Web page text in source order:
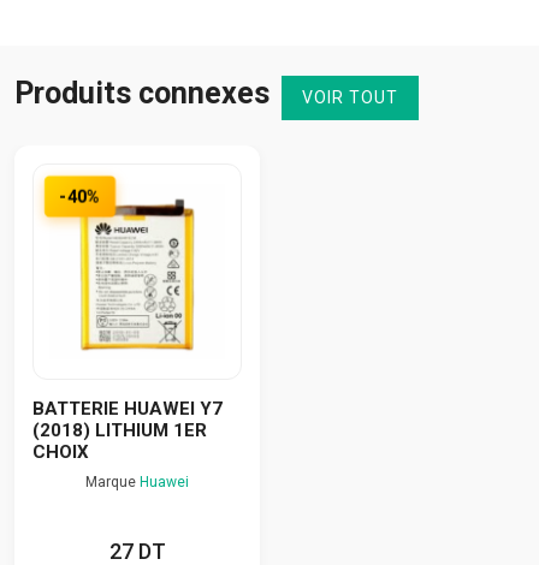
Produits connexes VOIR TOUT
-40%
BATTERIE HUAWEI Y7
(2018) LITHIUM 1ER
CHOIX
Marque Huawei
27 DT